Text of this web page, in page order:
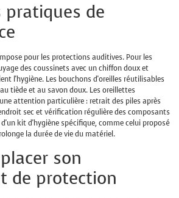
pratiques de
pour les protections auditives. Pour les
des coussinets avec un chiffon doux et
l'hygiène. Les bouchons d'oreilles réutilisables
tiède et au savon doux. Les oreillettes
attention particulière : retrait des piles après
sec et vérification régulière des composants
kit d'hygiène spécifique, comme celui proposé
la durée de vie du matériel.
son
de protection